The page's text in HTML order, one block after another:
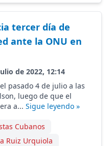
tercer día de
ante la ONU en
de 2022, 12:14
pasado 4 de julio a las
luego de que el
a... Sigue leyendo »
Cubanos
Ruiz Urquiola